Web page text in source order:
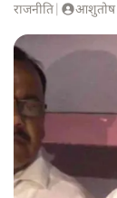
राजनीति आशुतोष|